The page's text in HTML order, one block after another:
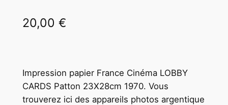
20,00 €
Impression papier France Cinéma LOBBY
CARDS Patton 23X28cm 1970. Vous
trouverez ici des appareils photos argentique